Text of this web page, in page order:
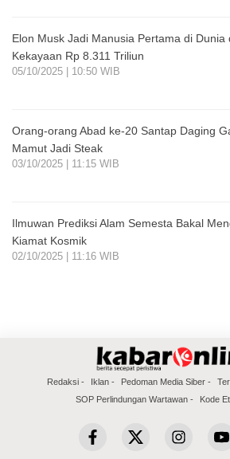
Elon Musk Jadi Manusia Pertama di Dunia
Kekayaan Rp 8.311 Triliun
05/10/2025 | 10:50 WIB
Orang-orang Abad ke-20 Santap Daging
Mamut Jadi Steak
03/10/2025 | 11:15 WIB
Ilmuwan Prediksi Alam Semesta Bakal
Kiamat Kosmik
02/10/2025 | 11:16 WIB
Redaksi Iklan Pedoman Media Siber
SOP Perlindungan Wartawan
Kode